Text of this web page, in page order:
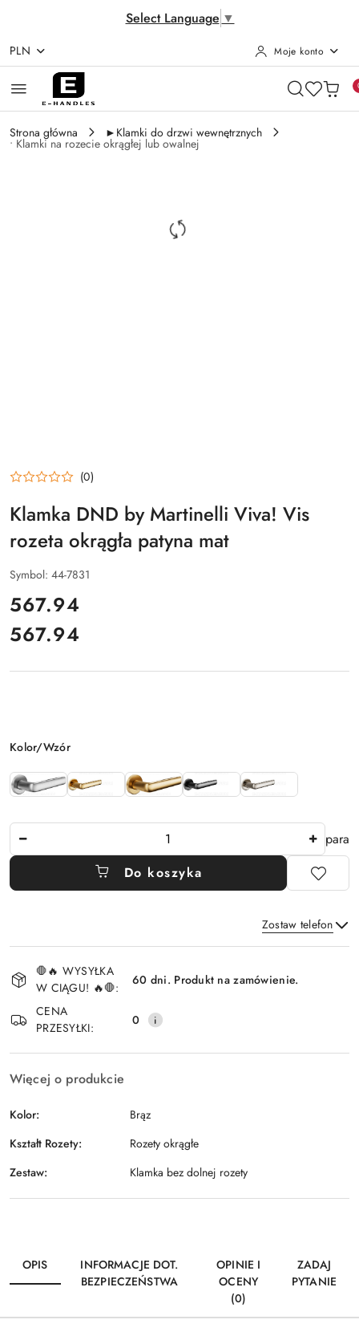
Select Language ▼
Przejdź do treści głównej
Przejdź do wyszukiwarki
Przejdź do moje konto
Przejdź do menu głównego
Przejdź do opisu produktu
Przejdź do stopki
PLN Moje konto
Strona główna ►Klamki do drzwi wewnętrznych
• Klamki na rozecie okrągłej lub owalnej
(0)
Klamka DND by Martinelli Viva! Vis
rozeta okrągła patyna mat
Symbol: 44-7831
cena:
567.94
Cena:
567.94
Wariant
Kolor/Wzór
para
Do koszyka
Zostaw telefon
i
dostawa
🛑🔥 WYSYŁKA
W CIĄGU! 🔥🛑:
60 dni. Produkt na zamówienie.
CENA
PRZESYŁKI:
0
Więcej o produkcie
Kolor:
Brąz
Kształt Rozety:
Rozety okrągłe
Zestaw:
Klamka bez dolnej rozety
OPIS
INFORMACJE DOT.
BEZPIECZEŃSTWA
OPINIE I
OCENY
(0)
ZADAJ
PYTANIE